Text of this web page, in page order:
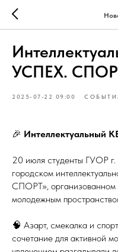
УСПЕХ.
2025-07-22 09:00
🎉 Интеллектуальный
20 июля студенты ГУОР г.
городском
СПОРТ», организованном
молодежным
🧠 Азарт, смекалка и
сочетание для активной